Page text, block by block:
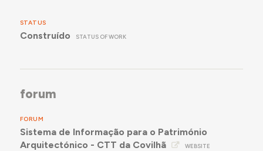
STATUS
Construído STATUS OF WORK
forum
FORUM
Sistema de Informação para o Património
Arquitectónico - CTT da Covilhã
WEBSITE